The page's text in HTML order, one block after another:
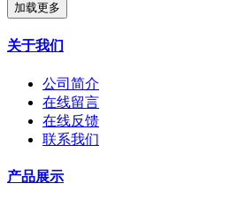
加载更多
关于我们
公司简介
在线留言
在线反馈
联系我们
产品展示